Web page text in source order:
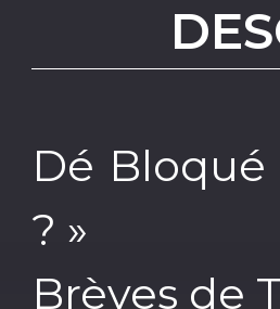
Dé Bloqué
? »
Brèves de